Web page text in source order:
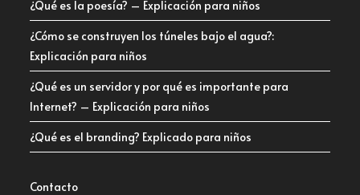
¿Qué es la poesía? – Explicación para niños
¿Cómo se construyen los túneles bajo el agua?:
Explicación para niños
¿Qué es un servidor y por qué es importante para
Internet? – Explicación para niños
¿Qué es el branding? Explicado para niños
Contacto